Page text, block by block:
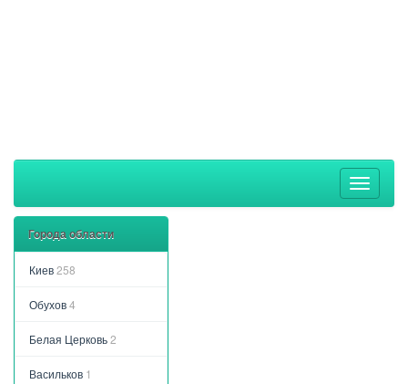
Toggle
Города области
Киев258
Обухов4
Белая Церковь2
Васильков 1